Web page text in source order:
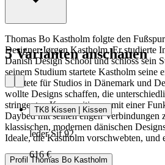
Thomas Bo Kastholm folgte den
Designer Jørgen Kastholm. Er studierte
Danish Design School und schloss sein
seinem Studium startete Kastholm seine
arbeitete für Studios in Dänemark und
wollte Designs schaffen, die
stringenten Kompositionen mit einer
Daybed mit seinen engen Verbindungen
klassischen, modernen dänischen
Ideale, die Kastholm vorschwebten, und
Profil Thomas Bo Kastholm
5 Varianten anschauen
TK8 Kissen | Kissen
leder Sif 92
616 €